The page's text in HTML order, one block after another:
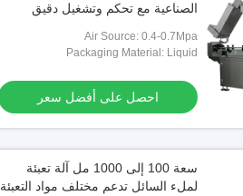
الصناعية مع تحكم وتشغيل دقيق
Air Source: 0.4-0.7Mpa
Packaging Material: Liquid
احصل على أفضل سعر
سعة 100 إلى 1000 مل آلة تعبئة
لملء السائل تدعم مختلف مواد التعبئة